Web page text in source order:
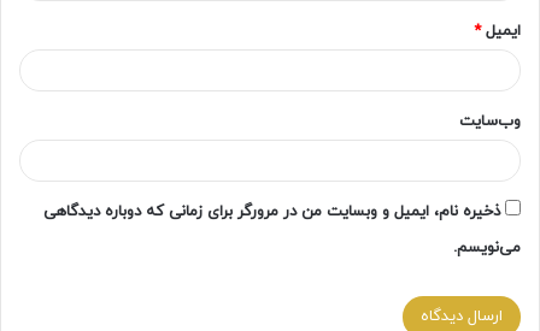
ایمیل*
وب‌سایت
ذخیره نام، ایمیل و وبسایت من در مرورگر برای زمانی که دوباره دیدگاهی
می‌نویسم.